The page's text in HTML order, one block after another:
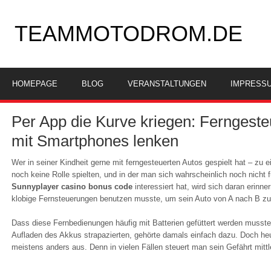
TEAMMOTODROM.DE
HOMEPAGE BLOG VERANSTALTUNGEN
Per App die Kurve kriegen:
mit Smartphones lenken
Wer in seiner Kindheit gerne mit ferngesteuerten Autos gespielt hat – zu
noch keine Rolle spielten, und in der man sich wahrscheinlich noch nicht
Sunnyplayer casino bonus codeinteressiert hat, wird sich daran
klobige Fernsteuerungen benutzen musste, um sein Auto von A nach B
Dass diese Fernbedienungen häufig mit Batterien gefüttert werden
Aufladen des Akkus strapazierten, gehörte damals einfach dazu. Doch
meistens anders aus. Denn in vielen Fällen steuert man sein Gefährt